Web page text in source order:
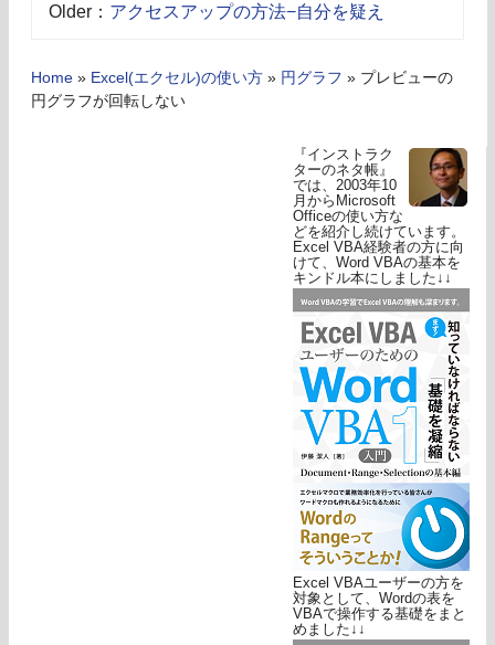
Older： アクセスアップの方法−自分を疑え
Home » Excel(エクセル)の使い方 » 円グラフ » プレビューの
円グラフが回転しない
『インストラク
ターのネタ帳』
では、2003年10
月からMicrosoft
Officeの使い方な
どを紹介し続けています。
Excel VBA経験者の方に向
けて、Word VBAの基本を
キンドル本にしました↓↓
Excel VBAユーザーの方を
対象として、Wordの表を
VBAで操作する基礎をまと
めました↓↓